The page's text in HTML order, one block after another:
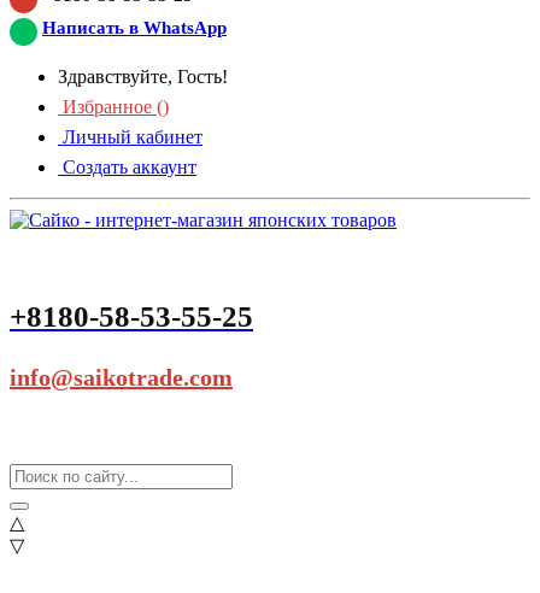
Написать в WhatsApp
Здравствуйте, Гость!
Избранное ()
Личный кабинет
Создать аккаунт
+8180-58-53-55-25
info@saikotrade.com
△
▽